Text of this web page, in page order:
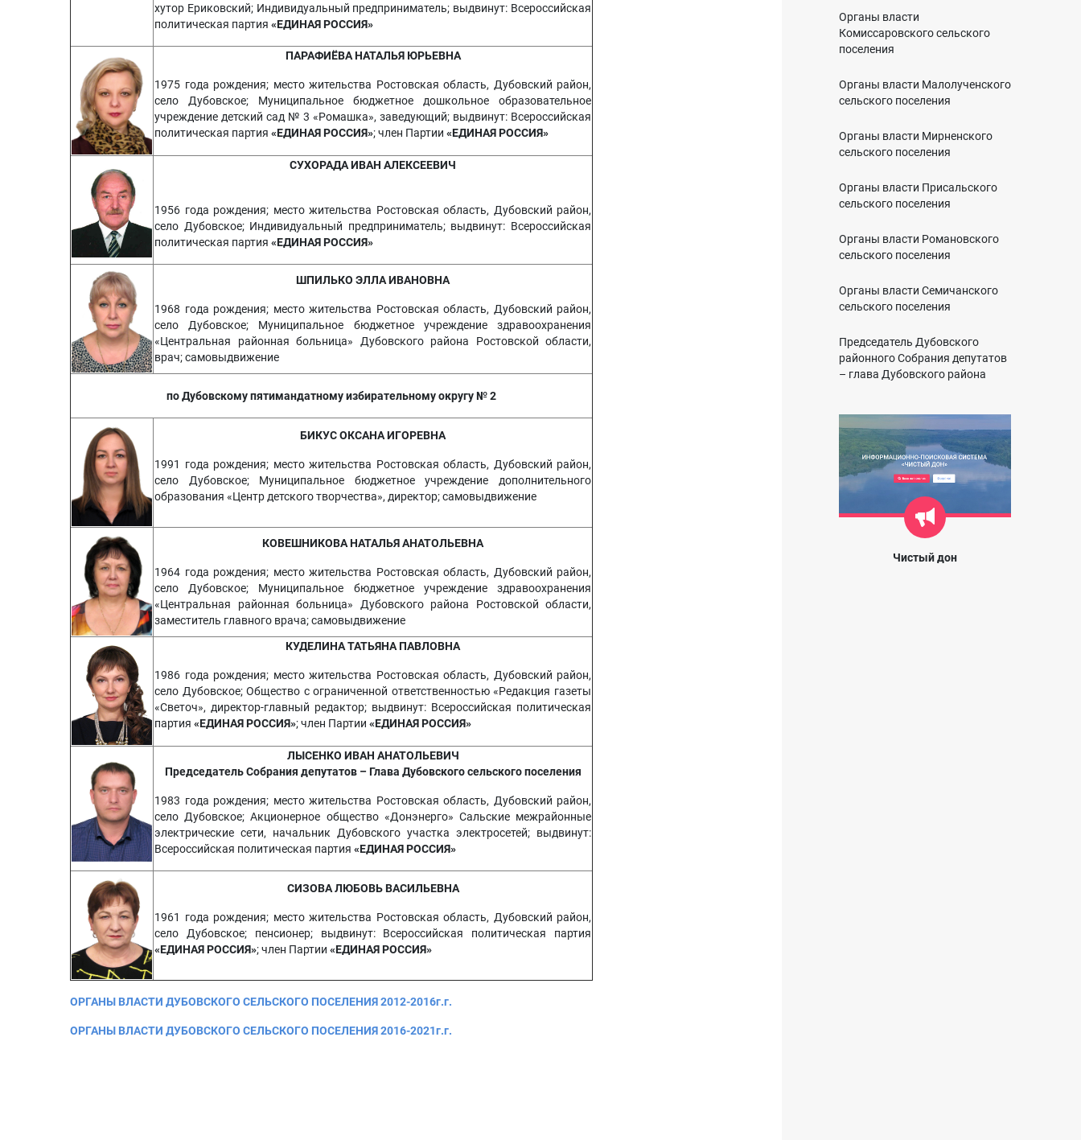
хутор Ериковский; Индивидуальный предприниматель; выдвинут: Всероссийская
политическая партия «ЕДИНАЯ РОССИЯ»
ПАРАФИЁВА НАТАЛЬЯ ЮРЬЕВНА
1975 года рождения; место жительства Ростовская область, Дубовский район,
село Дубовское; Муниципальное бюджетное дошкольное образовательное
учреждение детский сад № 3 «Ромашка», заведующий; выдвинут: Всероссийская
политическая партия «ЕДИНАЯ РОССИЯ»; член Партии «ЕДИНАЯ РОССИЯ»
СУХОРАДА ИВАН АЛЕКСЕЕВИЧ
1956 года рождения; место жительства Ростовская область, Дубовский район,
село Дубовское; Индивидуальный предприниматель; выдвинут: Всероссийская
политическая партия «ЕДИНАЯ РОССИЯ»
ШПИЛЬКО ЭЛЛА ИВАНОВНА
1968 года рождения; место жительства Ростовская область, Дубовский район,
село Дубовское; Муниципальное бюджетное учреждение здравоохранения
«Центральная районная больница» Дубовского района Ростовской области,
врач; самовыдвижение
по Дубовскому пятимандатному избирательному округу № 2
БИКУС ОКСАНА ИГОРЕВНА
1991 года рождения; место жительства Ростовская область, Дубовский район,
село Дубовское; Муниципальное бюджетное учреждение дополнительного
образования «Центр детского творчества», директор; самовыдвижение
КОВЕШНИКОВА НАТАЛЬЯ АНАТОЛЬЕВНА
1964 года рождения; место жительства Ростовская область, Дубовский район,
село Дубовское; Муниципальное бюджетное учреждение здравоохранения
«Центральная районная больница» Дубовского района Ростовской области,
заместитель главного врача; самовыдвижение
КУДЕЛИНА ТАТЬЯНА ПАВЛОВНА
1986 года рождения; место жительства Ростовская область, Дубовский район,
село Дубовское; Общество с ограниченной ответственностью «Редакция газеты
«Светоч», директор-главный редактор; выдвинут: Всероссийская политическая
партия «ЕДИНАЯ РОССИЯ»; член Партии «ЕДИНАЯ РОССИЯ»
ЛЫСЕНКО ИВАН АНАТОЛЬЕВИЧ
Председатель Собрания депутатов – Глава Дубовского сельского поселения
1983 года рождения; место жительства Ростовская область, Дубовский район,
село Дубовское; Акционерное общество «Донэнерго» Сальские межрайонные
электрические сети, начальник Дубовского участка электросетей; выдвинут:
Всероссийская политическая партия «ЕДИНАЯ РОССИЯ»
СИЗОВА ЛЮБОВЬ ВАСИЛЬЕВНА
1961 года рождения; место жительства Ростовская область, Дубовский район,
село Дубовское; пенсионер; выдвинут: Всероссийская политическая партия
«ЕДИНАЯ РОССИЯ»; член Партии «ЕДИНАЯ РОССИЯ»
ОРГАНЫ ВЛАСТИ ДУБОВСКОГО СЕЛЬСКОГО ПОСЕЛЕНИЯ 2012-2016г.г.
ОРГАНЫ ВЛАСТИ ДУБОВСКОГО СЕЛЬСКОГО ПОСЕЛЕНИЯ 2016-2021г.г.
Органы власти
Комиссаровского сельского
поселения
Органы власти Малолученского
сельского поселения
Органы власти Мирненского
сельского поселения
Органы власти Присальского
сельского поселения
Органы власти Романовского
сельского поселения
Органы власти Семичанского
сельского поселения
Председатель Дубовского
районного Собрания депутатов
– глава Дубовского района
Чистый дон